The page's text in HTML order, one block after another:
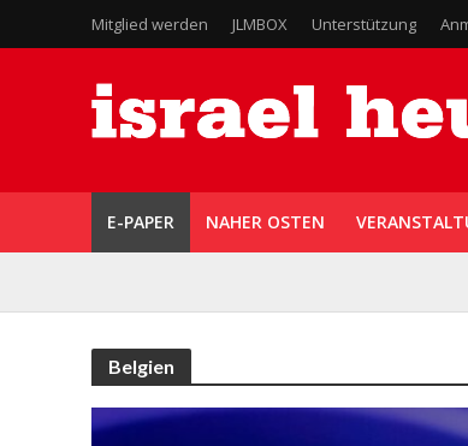
Mitglied werden JLMBOX Unterstützung
E-PAPER NAHER OSTEN
Belgien